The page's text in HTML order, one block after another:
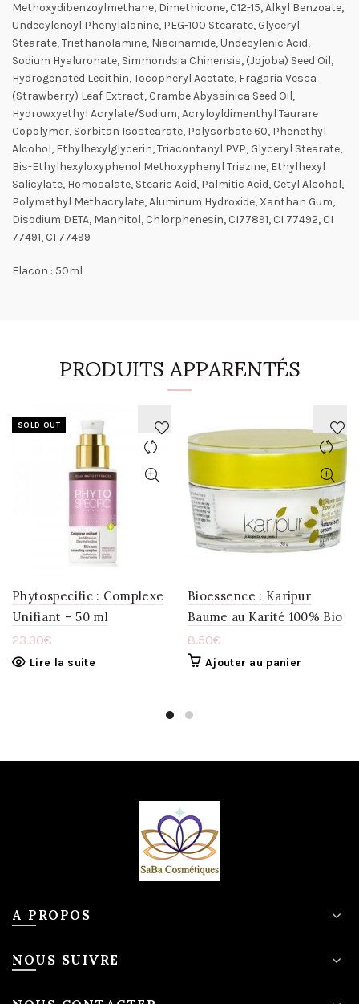
Methoxydibenzoylmethane, Dimethicone, C12-15, Alkyl Benzoate,
Undecylenoyl Phenylalanine, PEG-100 Stearate, Glyceryl
Stearate, Triethanolamine, Niacinamide, Undecylenic Acid,
Sodium Hyaluronate, Simmondsia Chinensis, (Jojoba) Seed Oil,
Hydrogenated Lecithin, Tocopheryl Acetate, Fragaria Vesca
(Strawberry) Leaf Extract, Crambe Abyssinica Seed Oil,
Hydrowxyethyl Acrylate/Sodium, Acryloyldimenthyl Taurare
Copolymer, Sorbitan Isostearate, Polysorbate 60, Phenethyl
Alcohol, Ethylhexylglycerin, Triacontanyl PVP, Glyceryl Stearate,
Bis-Ethylhexyloxyphenol Methoxyphenyl Triazine, Ethylhexyl
Salicylate, Homosalate, Stearic Acid, Palmitic Acid, Cetyl Alcohol,
Polymethyl Methacrylate, Aluminum Hydroxide, Xanthan Gum,
Disodium DETA, Mannitol, Chlorphenesin, CI77891, CI 77492, CI
77491, CI 77499
Flacon : 50ml
PRODUITS APPARENTÉS
SOLD OUT
Phytospecific : Complexe
Unifiant – 50 ml
23.30€
Lire la suite
Bioessence : Karipur
Baume au Karité 100% Bio
8.50€
Ajouter au panier
A PROPOS
NOUS SUIVRE